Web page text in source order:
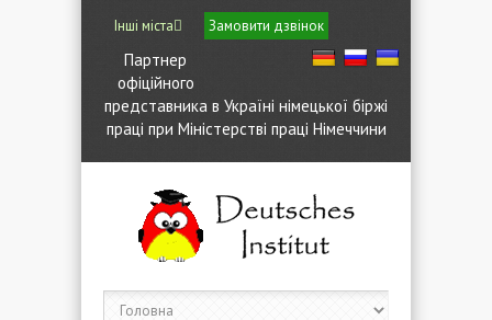
Інші міста Замовити дзвінок
Партнер
офіційного
представника в Україні німецької біржі
праці при Міністерстві праці Німеччини